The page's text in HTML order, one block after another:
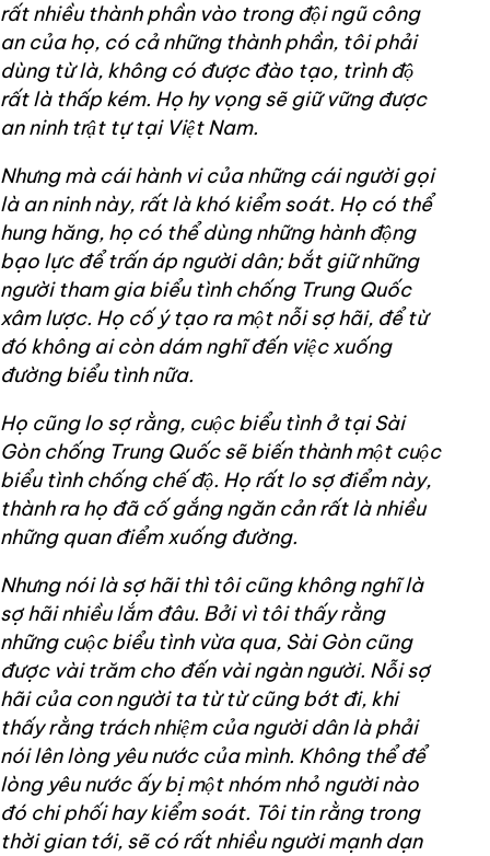
rất nhiều thành phần vào trong đội ngũ công
an của họ, có cả những thành phần, tôi phải
dùng từ là, không có được đào tạo, trình độ
rất là thấp kém. Họ hy vọng sẽ giữ vững được
an ninh trật tự tại Việt Nam.
Nhưng mà cái hành vi của những cái người gọi
là an ninh này, rất là khó kiểm soát. Họ có thể
hung hăng, họ có thể dùng những hành động
bạo lực để trấn áp người dân; bắt giữ những
người tham gia biểu tình chống Trung Quốc
xâm lược. Họ cố ý tạo ra một nỗi sợ hãi, để từ
đó không ai còn dám nghĩ đến việc xuống
đường biểu tình nữa.
Họ cũng lo sợ rằng, cuộc biểu tình ở tại Sài
Gòn chống Trung Quốc sẽ biến thành một cuộc
biểu tình chống chế độ. Họ rất lo sợ điểm này,
thành ra họ đã cố gắng ngăn cản rất là nhiều
những quan điểm xuống đường.
Nhưng nói là sợ hãi thì tôi cũng không nghĩ là
sợ hãi nhiều lắm đâu. Bởi vì tôi thấy rằng
những cuộc biểu tình vừa qua, Sài Gòn cũng
được vài trăm cho đến vài ngàn người. Nỗi sợ
hãi của con người ta từ từ cũng bớt đi, khi
thấy rằng trách nhiệm của người dân là phải
nói lên lòng yêu nước của mình. Không thể để
lòng yêu nước ấy bị một nhóm nhỏ người nào
đó chi phối hay kiểm soát. Tôi tin rằng trong
thời gian tới, sẽ có rất nhiều người mạnh dạn